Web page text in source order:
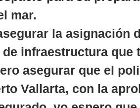
mar.
la asignación
infraestructura que
asegurar que el
Vallarta, con la